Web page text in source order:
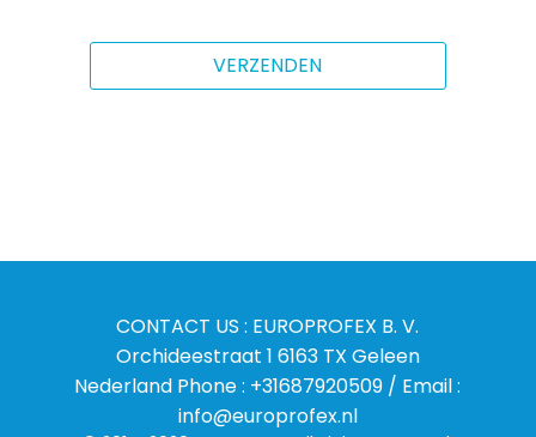
CONTACT US : EUROPROFEX B. V.
Orchideestraat 1 6163 TX Geleen
Nederland Phone : +31687920509 / Email :
info@europrofex.nl